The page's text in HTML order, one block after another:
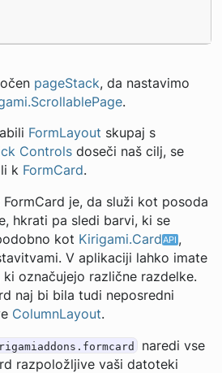
pageStack, da nastavimo
.
FormLayout skupaj s
Controlsdoseči naš cilj, se
k FormCard.
je, da služi kot posoda
hkrati pa sledi barvi, ki se
kot Kirigami.Card
,
V aplikaciji lahko imate
označujejo različne razdelke.
naj bi bila tudi neposredni
ColumnLayout.
naredi vse
razpoložljive vaši datoteki